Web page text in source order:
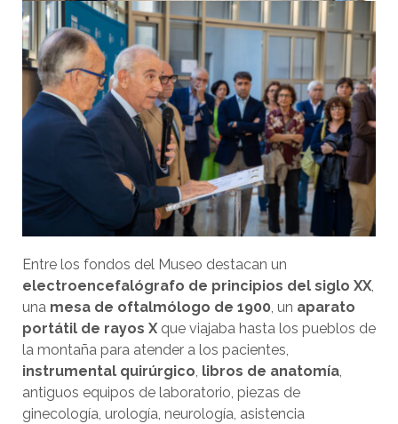
Entre los fondos del Museo destacan un
electroencefalógrafo de principios del siglo XX,
una mesa de oftalmólogo de 1900, un aparato
portátil de rayos X que viajaba hasta los pueblos de
la montaña para atender a los pacientes,
instrumental quirúrgico, libros de anatomía,
antiguos equipos de laboratorio, piezas de
ginecología, urología, neurología, asistencia